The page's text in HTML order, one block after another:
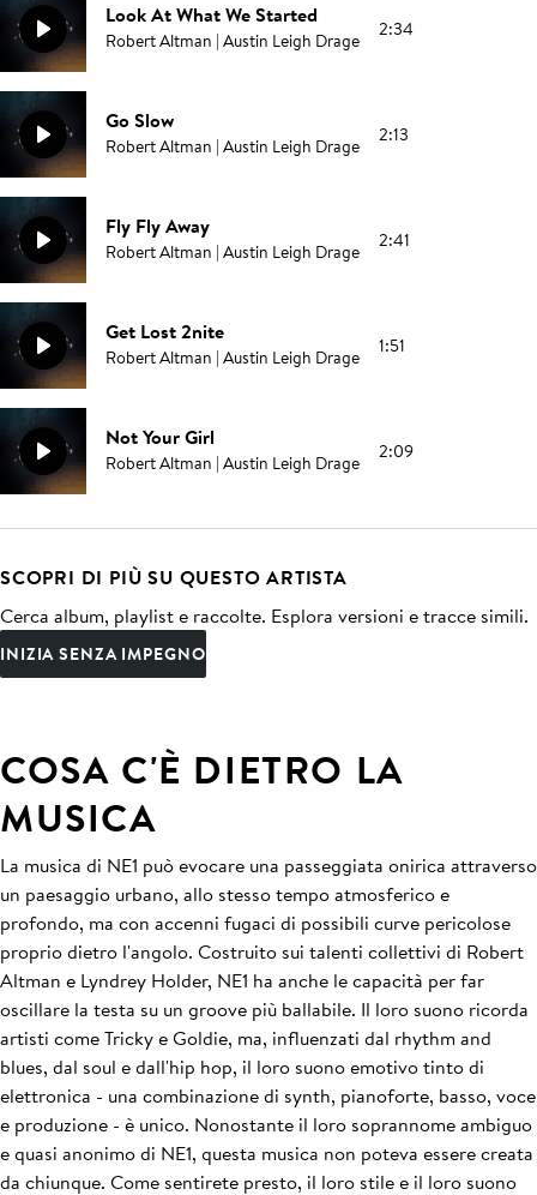
Look At What We Started
Robert Altman | Austin Leigh Drage 2:34
Go Slow
Robert Altman | Austin Leigh Drage 2:13
Fly Fly Away
Robert Altman | Austin Leigh Drage 2:41
Get Lost 2nite
Robert Altman | Austin Leigh Drage 1:51
Not Your Girl
Robert Altman | Austin Leigh Drage 2:09
SCOPRI DI PIÙ SU QUESTO ARTISTA
Cerca album, playlist e raccolte. Esplora versioni e tracce simili.
INIZIA SENZA IMPEGNO
COSA C'È DIETRO LA
MUSICA
La musica di NE1 può evocare una passeggiata onirica attraverso
un paesaggio urbano, allo stesso tempo atmosferico e
profondo, ma con accenni fugaci di possibili curve pericolose
proprio dietro l'angolo. Costruito sui talenti collettivi di Robert
Altman e Lyndrey Holder, NE1 ha anche le capacità per far
oscillare la testa su un groove più ballabile. Il loro suono ricorda
artisti come Tricky e Goldie, ma, influenzati dal rhythm and
blues, dal soul e dall'hip hop, il loro suono emotivo tinto di
elettronica - una combinazione di synth, pianoforte, basso, voce
e produzione - è unico. Nonostante il loro soprannome ambiguo
e quasi anonimo di NE1, questa musica non poteva essere creata
da chiunque. Come sentirete presto, il loro stile e il loro suono